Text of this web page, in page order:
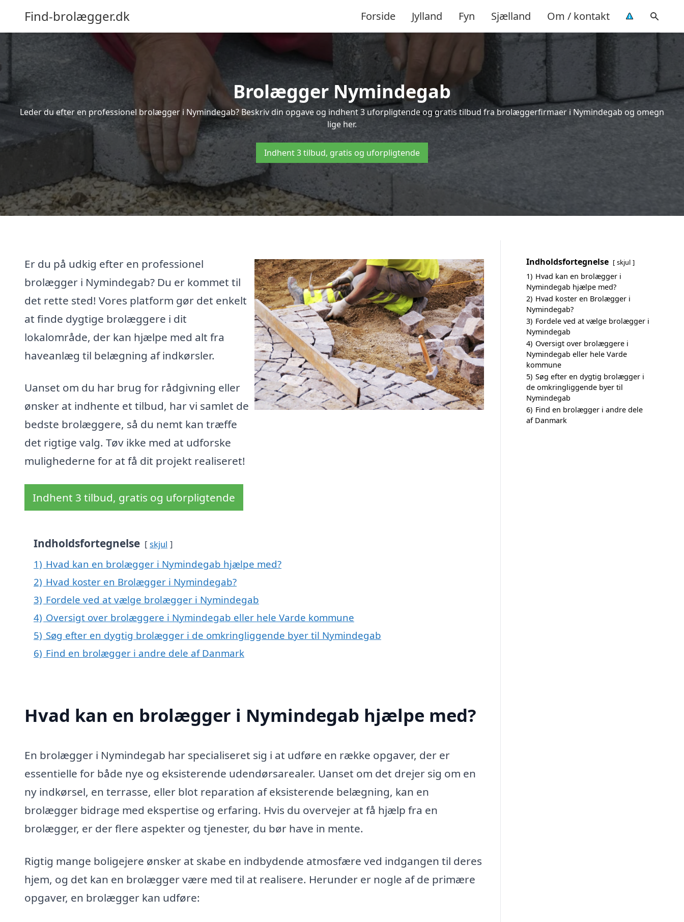
Find-brolægger.dk Forside Jylland Fyn Sjælland Om / kontakt
Brolægger Nymindegab
Leder du efter en professionel brolægger i Nymindegab? Beskriv din opgave og indhent 3 uforpligtende og gratis tilbud fra brolæggerfirmaer i Nymindegab og omegn
lige her.
Indhent 3 tilbud, gratis og uforpligtende
Er du på udkig efter en professionel
brolægger i Nymindegab? Du er kommet til
det rette sted! Vores platform gør det enkelt
at finde dygtige brolæggere i dit
lokalområde, der kan hjælpe med alt fra
haveanlæg til belægning af indkørsler.
Uanset om du har brug for rådgivning eller
ønsker at indhente et tilbud, har vi samlet de
bedste brolæggere, så du nemt kan træffe
det rigtige valg. Tøv ikke med at udforske
mulighederne for at få dit projekt realiseret!
Indhent 3 tilbud, gratis og uforpligtende
Indholdsfortegnelse skjul
1) Hvad kan en brolægger i Nymindegab hjælpe med?
2) Hvad koster en Brolægger i Nymindegab?
3) Fordele ved at vælge brolægger i Nymindegab
4) Oversigt over brolæggere i Nymindegab eller hele Varde kommune
5) Søg efter en dygtig brolægger i de omkringliggende byer til Nymindegab
6) Find en brolægger i andre dele af Danmark
Hvad kan en brolægger i Nymindegab hjælpe med?
En brolægger i Nymindegab har specialiseret sig i at udføre en række opgaver, der er
essentielle for både nye og eksisterende udendørsarealer. Uanset om det drejer sig om en
ny indkørsel, en terrasse, eller blot reparation af eksisterende belægning, kan en
brolægger bidrage med ekspertise og erfaring. Hvis du overvejer at få hjælp fra en
brolægger, er der flere aspekter og tjenester, du bør have in mente.
Rigtig mange boligejere ønsker at skabe en indbydende atmosfære ved indgangen til deres
hjem, og det kan en brolægger være med til at realisere. Herunder er nogle af de primære
opgaver, en brolægger kan udføre:
Indholdsfortegnelse skjul
1) Hvad kan en brolægger i
Nymindegab hjælpe med?
2) Hvad koster en Brolægger i
Nymindegab?
3) Fordele ved at vælge brolægger i
Nymindegab
4) Oversigt over brolæggere i
Nymindegab eller hele Varde
kommune
5) Søg efter en dygtig brolægger i
de omkringliggende byer til
Nymindegab
6) Find en brolægger i andre dele
af Danmark